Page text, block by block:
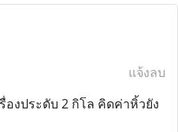
แจ้งลบ
องประดับ 2 กิโล คิดค่าหิ้วยัง